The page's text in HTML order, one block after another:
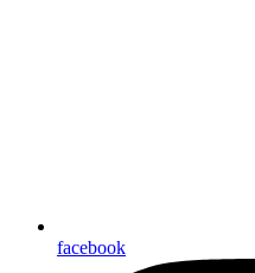
facebook